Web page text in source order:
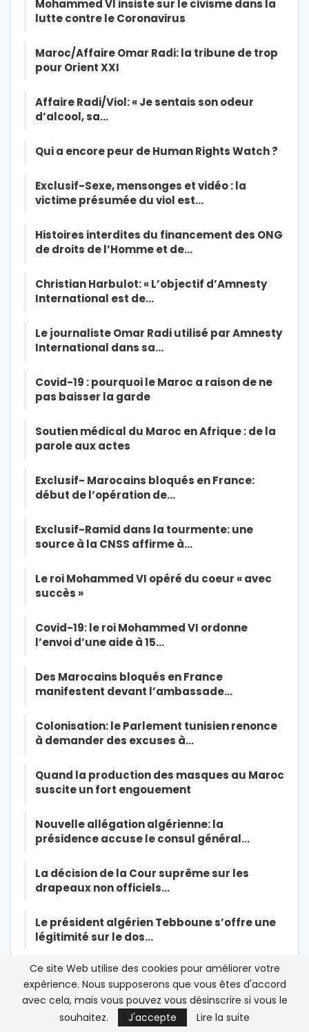
Mohammed VI insiste sur le civisme dans la
lutte contre le Coronavirus
Maroc/Affaire Omar Radi: la tribune de trop
pour Orient XXI
Affaire Radi/Viol: « Je sentais son odeur
d’alcool, sa…
Qui a encore peur de Human Rights Watch ?
Exclusif-Sexe, mensonges et vidéo : la
victime présumée du viol est…
Histoires interdites du financement des ONG
de droits de l’Homme et de…
Christian Harbulot: « L’objectif d’Amnesty
International est de…
Le journaliste Omar Radi utilisé par Amnesty
International dans sa…
Covid-19 : pourquoi le Maroc a raison de ne
pas baisser la garde
Soutien médical du Maroc en Afrique : de la
parole aux actes
Exclusif- Marocains bloqués en France:
début de l’opération de…
Exclusif-Ramid dans la tourmente: une
source à la CNSS affirme à…
Le roi Mohammed VI opéré du coeur « avec
succès »
Covid-19: le roi Mohammed VI ordonne
l’envoi d’une aide à 15…
Des Marocains bloqués en France
manifestent devant l’ambassade…
Colonisation: le Parlement tunisien renonce
à demander des excuses à…
Quand la production des masques au Maroc
suscite un fort engouement
Nouvelle allégation algérienne: la
présidence accuse le consul général…
La décision de la Cour suprême sur les
drapeaux non officiels…
Le président algérien Tebboune s’offre une
légitimité sur le dos…
Malika Lahnait: Royal Air Maroc doit
« préserver sa trésorerie » pour…
L’étudiante marocaine tuée à son domicile
Ce site Web utilise des cookies pour améliorer votre
expérience. Nous supposerons que vous êtes d'accord
avec cela, mais vous pouvez vous désinscrire si vous le
souhaitez.
J'accepte Lire la suite